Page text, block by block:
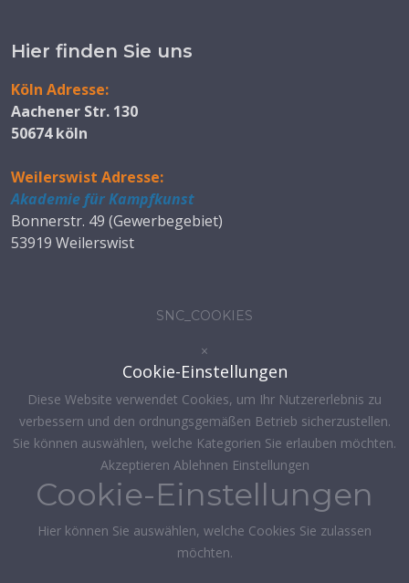
Hier finden Sie uns
Köln Adresse:
Aachener Str. 130
50674 köln
Weilerswist Adresse:
Akademie für Kampfkunst
Bonnerstr. 49 (Gewerbegebiet)
53919 Weilerswist
SNC_COOKIES
×
Cookie-Einstellungen
Diese Website verwendet Cookies, um Ihr Nutzererlebnis zu
verbessern und den ordnungsgemäßen Betrieb sicherzustellen.
Sie können auswählen, welche Kategorien Sie erlauben möchten.
Akzeptieren Ablehnen Einstellungen
Cookie-Einstellungen
Hier können Sie auswählen, welche Cookies Sie zulassen
möchten.